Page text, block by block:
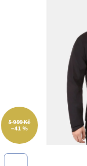
hvězdiček.
5 999 Kč
–41 %